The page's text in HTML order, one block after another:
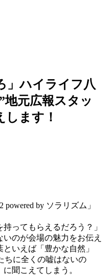
」ハイライフ八
地元広報スタッ
します！
by ソラリズム」
ってもらえるだろう？」
のが会場の魅力をお伝え
いえば「豊かな自然」
ちに全くの嘘はないの
聞こえてしまう。